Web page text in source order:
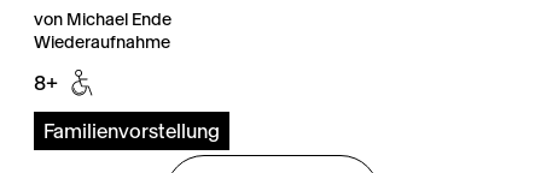
von Michael Ende
Wiederaufnahme
8+
Familienvorstellung